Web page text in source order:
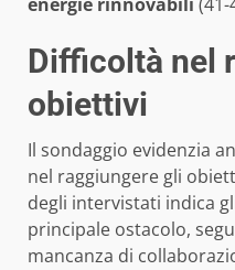
Difficoltà nel
obiettivi
Il sondaggio evidenzia
nel raggiungere gli
degli intervistati indica
principale ostacolo,
mancanza di